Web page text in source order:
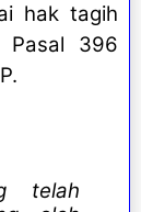
hak tagih
Pasal 396
telah